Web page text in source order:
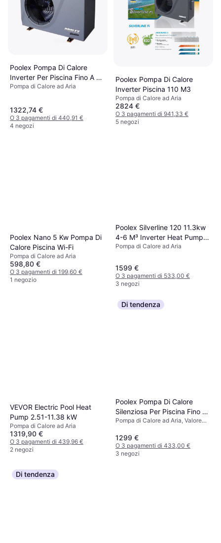
Poolex Pompa Di Calore
Inverter Per Piscina Fino A 50
M3
Pompa di Calore ad Aria
1322,74 €
O 3 pagamenti di 440,91 €
4 negozi
Poolex Pompa Di Calore
Inverter Piscina 110 M3
Pompa di Calore ad Aria
2824 €
O 3 pagamenti di 941,33 €
5 negozi
Poolex Nano 5 Kw Pompa Di
Calore Piscina Wi-Fi
Pompa di Calore ad Aria
598,80 €
O 3 pagamenti di 199,60 €
1 negozio
Poolex Silverline 120 11.3kw
4-6 M³ Inverter Heat Pump
Argento
Pompa di Calore ad Aria
1599 €
O 3 pagamenti di 533,00 €
3 negozi
VEVOR Electric Pool Heat
Pump 2.51-11.38 kW
Pompa di Calore ad Aria
1319,90 €
O 3 pagamenti di 439,96 €
2 negozi
Di tendenza
Poolex Pompa Di Calore
Silenziosa Per Piscina Fino 50
m3
Pompa di Calore ad Aria, Valore
1299 €
O 3 pagamenti di 433,00 €
3 negozi
Di tendenza